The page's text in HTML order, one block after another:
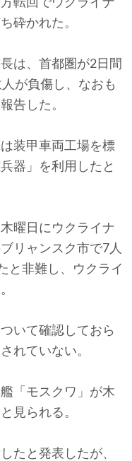
転回でウクライナ
砕かれた。
は、首都圏が2日間
が負傷し、なおも
告した。
装甲車両工場を標
器」を利用したと
曜日にウクライナ
リャンスク市で7人
と非難し、ウクライ
いて確認しておら
れていない。
「モスクワ」が木
見られる。
たと発表したが、